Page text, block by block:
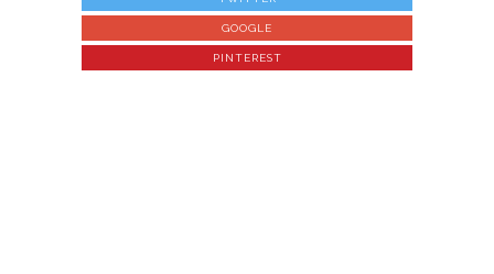
GOOGLE
PINTEREST